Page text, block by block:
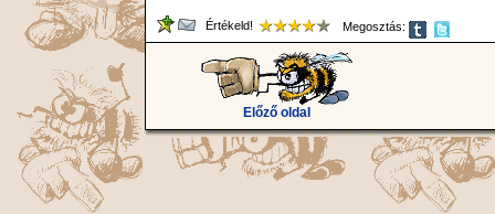
Értékeld! Megosztás:
Előző oldal